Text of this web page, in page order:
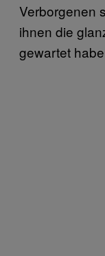
Verborgenen
ihnen die
gewartet